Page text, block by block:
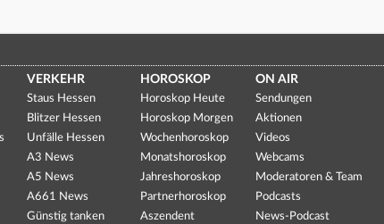
VERKEHR
Staus Hessen
Blitzer Hessen
Unfälle Hessen
A3 News
A5 News
A661 News
Günstig tanken
HOROSKOP
Horoskop Heute
Horoskop Morgen
Wochenhoroskop
Monatshoroskop
Jahreshoroskop
Partnerhoroskop
Aszendent
ON AIR
Sendungen
Aktionen
Videos
Webcams
Moderatoren & Team
Podcasts
News-Podcast